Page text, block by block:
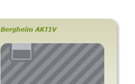
Bergheim AKTIV